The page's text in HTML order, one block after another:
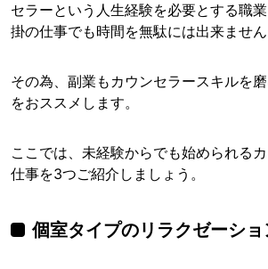
セラーという人生経験を必要とする職
掛の仕事でも時間を無駄には出来ません
その為、副業もカウンセラースキルを
をおススメします。
ここでは、未経験からでも始められる
仕事を3つご紹介しましょう。
個室タイプのリラクゼーシ